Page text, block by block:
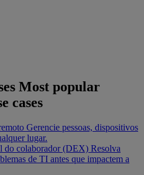
Most popular
cases
Gerencie pessoas, dispositivos
lugar.
do colaborador (DEX) Resolva
de TI antes que impactem a